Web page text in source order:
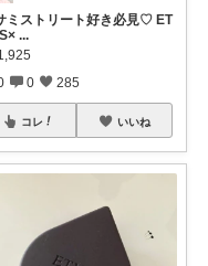
ミストリート好き必見♡ ET
...
0 285
コレ いいね